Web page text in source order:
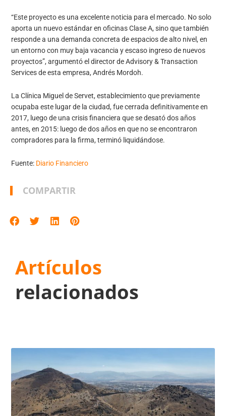
“Este proyecto es una excelente noticia para el mercado. No solo
aporta un nuevo estándar en oficinas Clase A, sino que también
responde a una demanda concreta de espacios de alto nivel, en
un entorno con muy baja vacancia y escaso ingreso de nuevos
proyectos”, argumentó el director de Advisory & Transaction
Services de esta empresa, Andrés Mordoh.
La Clínica Miguel de Servet, establecimiento que previamente
ocupaba este lugar de la ciudad, fue cerrada definitivamente en
2017, luego de una crisis financiera que se desató dos años
antes, en 2015: luego de dos años en que no se encontraron
compradores para la firma, terminó liquidándose.
Fuente: Diario Financiero
COMPARTIR
Artículos
relacionados